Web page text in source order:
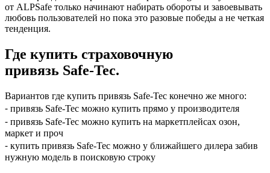
от ALPSafe только начинают набирать обороты и завоевывать
любовь пользователей но пока это разовые победы а не четкая
тенденция.
Где купить страховочную
привязь Safe-Tec.
Вариантов где купить привязь Safe-Tec конечно же много:
⁃ привязь Safe-Tec можно купить прямо у производителя
⁃ привязь Safe-Tec можно купить на маркетплейсах озон,
маркет и проч
⁃ купить привязь Safe-Tec можно у ближайшего дилера забив
нужную модель в поисковую строку